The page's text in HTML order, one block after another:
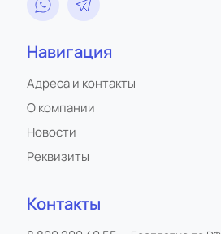
Навигация
Адреса и контакты
О компании
Новости
Реквизиты
Контакты